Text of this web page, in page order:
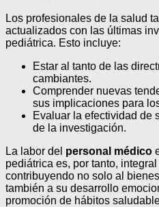
Los profesionales de la salud
actualizados con las últimas
pediátrica. Esto incluye:
Estar al tanto de las
cambiantes.
Comprender nuevas
sus implicaciones para
Evaluar la efectividad de
de la investigación.
La labor del personal médico
pediátrica es, por tanto,
contribuyendo no solo al
también a su desarrollo
promoción de hábitos